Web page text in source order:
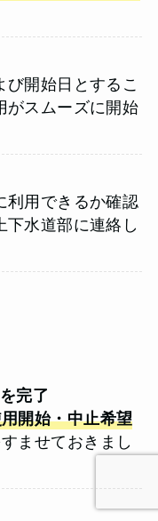
開始日とするこ
がスムーズに開始
利用できるか確認
下水道部に連絡し
完了
開始・中止希望
ませておきまし